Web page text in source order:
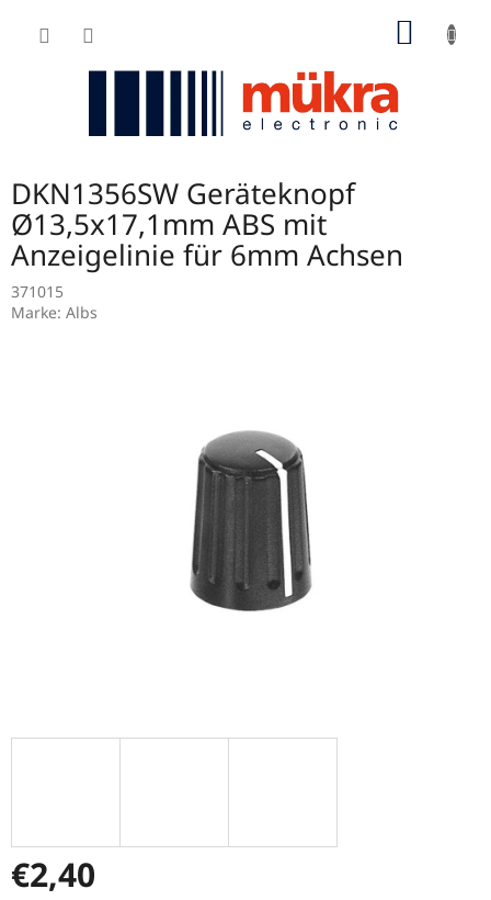
Inhalt
DKN1356SW Geräteknopf
Ø13,5x17,1mm ABS mit
Anzeigelinie für 6mm Achsen
371015
Marke: Albs
€2,40